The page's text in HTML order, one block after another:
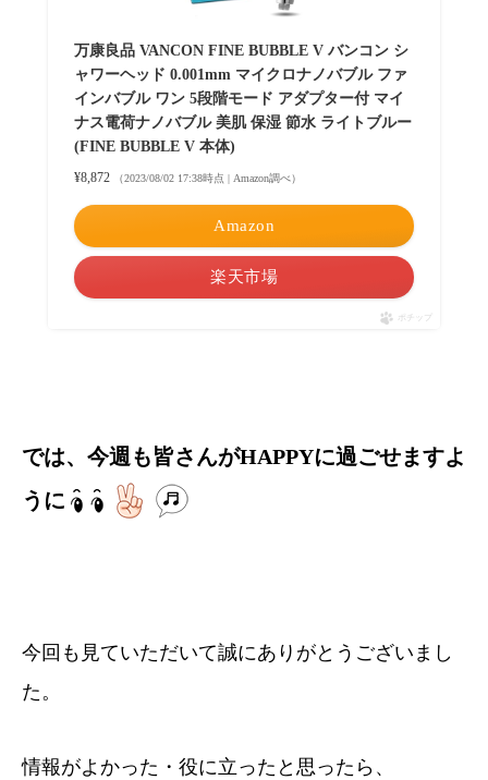
万康良品 VANCON FINE BUBBLE V バンコン シ
ャワーヘッド 0.001mm マイクロナノバブル ファ
インバブル ワン 5段階モード アダプター付 マイ
ナス電荷ナノバブル 美肌 保湿 節水 ライトブルー
(FINE BUBBLE V 本体)
¥8,872 （2023/08/02 17:38時点 | Amazon調べ）
Amazon
楽天市場
ポチップ
では、今週も皆さんがHAPPYに過ごせますよ
うに
今回も見ていただいて誠にありがとうございまし
た。
情報がよかった・役に立ったと思ったら、